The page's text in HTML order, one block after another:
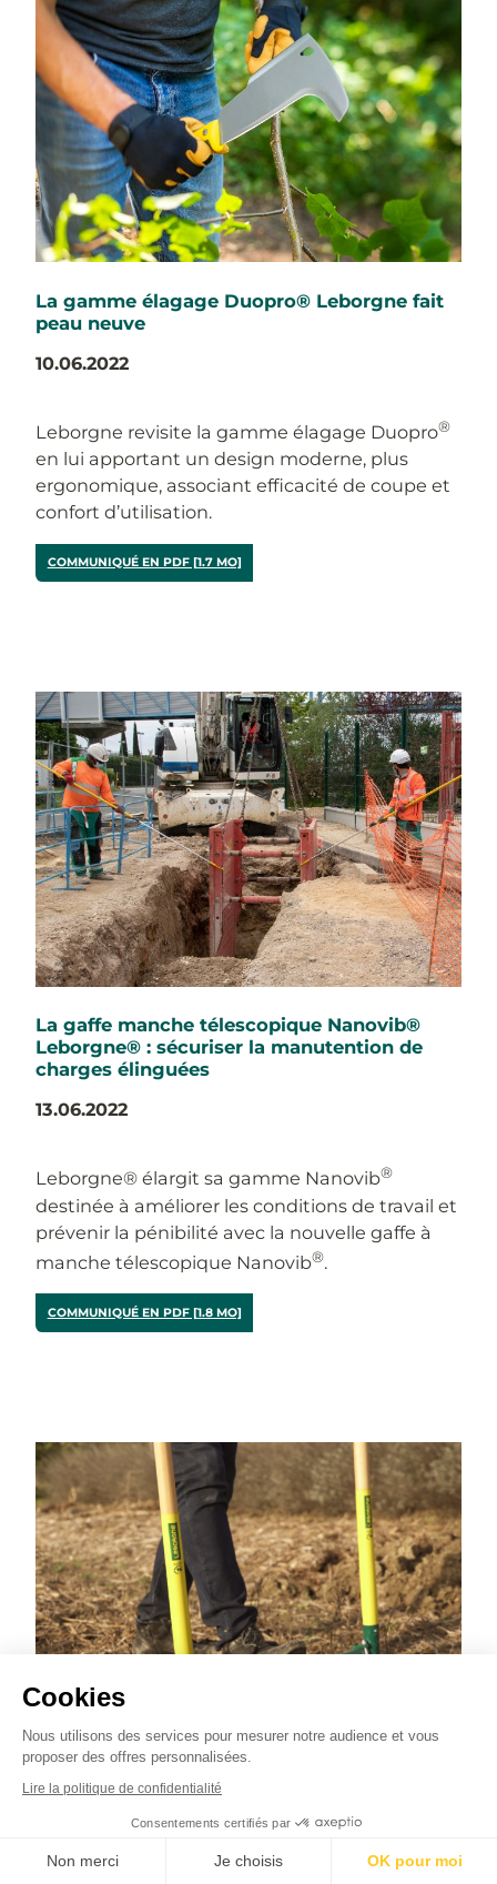
La gamme élagage Duopro® Leborgne fait
peau neuve
10.06.2022
Leborgne revisite la gamme élagage Duopro®
en lui apportant un design moderne, plus
ergonomique, associant efficacité de coupe et
confort d’utilisation.
COMMUNIQUÉ EN PDF [1.7 MO]
La gaffe manche télescopique Nanovib®
Leborgne® : sécuriser la manutention de
charges élinguées
13.06.2022
Leborgne® élargit sa gamme Nanovib®
destinée à améliorer les conditions de travail et
prévenir la pénibilité avec la nouvelle gaffe à
manche télescopique Nanovib®.
COMMUNIQUÉ EN PDF [1.8 MO]
Emietteur pour Biogrif 5 dents naturOvert®,
un outil pensé pour le jardinage au naturel
13.06.2022
Cookies
Nous utilisons des services pour mesurer notre audience et vous
proposer des offres personnalisées.
Lire la politique de confidentialité
Consentements certifiés par
Non merci Je choisis OK pour moi